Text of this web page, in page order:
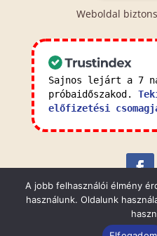
Weboldal
Sajnos lejárt a 7
próbaidőszakod.
előfizetési
Általános Szerződési
A jobb felhasználói élmény
használunk. Oldalunk